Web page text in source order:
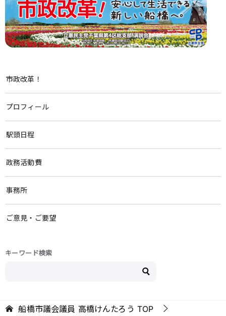
市政改革！
プロフィール
駅頭日程
政務活動費
事務所
ご意見・ご要望
キーワード検索
船橋市議会議員 高橋けんたろう TOP